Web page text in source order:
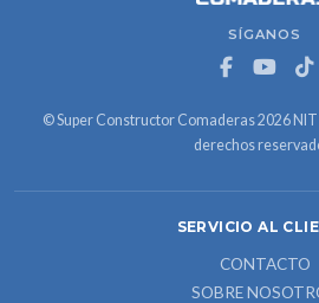
SÍGANOS
© Super Constructor Comaderas 2026
derechos
SERVICIO AL
CONTACTO
SOBRE